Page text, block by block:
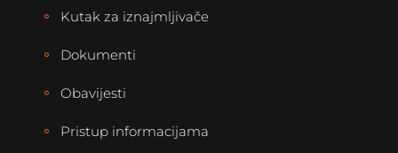
Kutak za iznajmljivače
Dokumenti
Obavijesti
Pristup informacijama